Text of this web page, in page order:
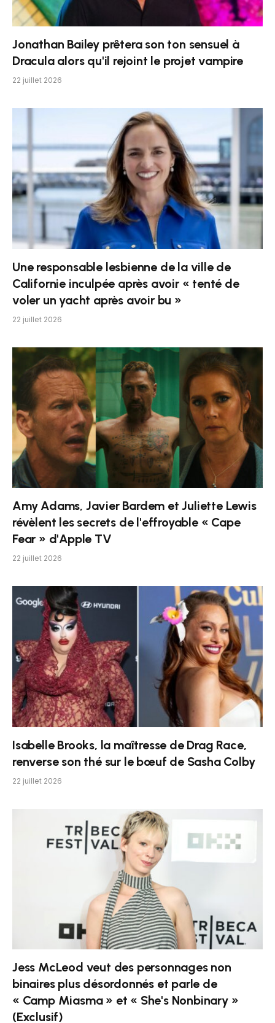
Jonathan Bailey prêtera son ton sensuel à
Dracula alors qu'il rejoint le projet vampire
22 juillet 2026
Une responsable lesbienne de la ville de
Californie inculpée après avoir « tenté de
voler un yacht après avoir bu »
22 juillet 2026
Amy Adams, Javier Bardem et Juliette Lewis
révèlent les secrets de l'effroyable « Cape
Fear » d'Apple TV
22 juillet 2026
Isabelle Brooks, la maîtresse de Drag Race,
renverse son thé sur le bœuf de Sasha Colby
22 juillet 2026
Jess McLeod veut des personnages non
binaires plus désordonnés et parle de
« Camp Miasma » et « She's Nonbinary »
(Exclusif)